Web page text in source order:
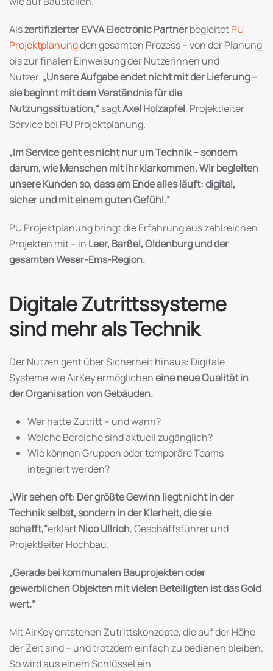
Alszertifizierter EVVA Electronic PartnerbegleitetPU
Projektplanungden gesamten Prozess – von der Planung
bis zur finalen Einweisung der Nutzerinnen und
Nutzer. „Unsere Aufgabe endet nicht mit der Lieferung –
sie beginnt mit dem Verständnis für die
Nutzungssituation,“sagtAxel Holzapfel, Projektleiter
Service bei PU Projektplanung.
„Im Service geht es nicht nur um Technik – sondern
darum, wie Menschen mit ihr klarkommen. Wir begleiten
unsere Kunden so, dass am Ende alles läuft: digital,
sicher und mit einem guten Gefühl.“
PU Projektplanung bringt die Erfahrung aus zahlreichen
Projekten mit – in Leer, Barßel, Oldenburg und der
gesamten Weser-Ems-Region.
Digitale Zutrittssysteme
sind mehr als Technik
Der Nutzen geht über Sicherheit hinaus: Digitale
Systeme wie AirKey ermöglicheneine neue Qualität in
der Organisation von Gebäuden.
Wer hatte Zutritt – und wann?
Welche Bereiche sind aktuell zugänglich?
Wie können Gruppen oder temporäre Teams
integriert werden?
„Wir sehen oft: Der größte Gewinn liegt nicht in der
Technik selbst, sondern in der Klarheit, die sie
schafft,“erklärtNico Ullrich, Geschäftsführer und
Projektleiter Hochbau.
„Gerade bei kommunalen Bauprojekten oder
gewerblichen Objekten mit vielen Beteiligten ist das Gold
wert.“
Mit AirKey entstehen Zutrittskonzepte, die auf der Höhe
der Zeit sind – und trotzdem einfach zu bedienen bleiben.
So wird aus einem Schlüssel ein